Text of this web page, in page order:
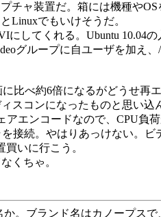
ャ装置だ。箱には機種や
Linuxでもいけそうだ。
してくれる。Ubuntu 10.04
グループに自ユーザを加え
比べ約6倍になるがどうせ再
スコンになったものと思い
エンコードなので、CPU負荷
接続。やはりあっけない。
いに行こう。
くちゃ。
ブランド名はカノープスで